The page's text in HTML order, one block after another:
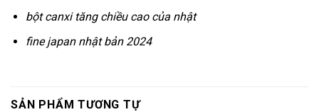
bột canxi tăng chiều cao của nhật
fine japan nhật bản 2024
SẢN PHẨM TƯƠNG TỰ